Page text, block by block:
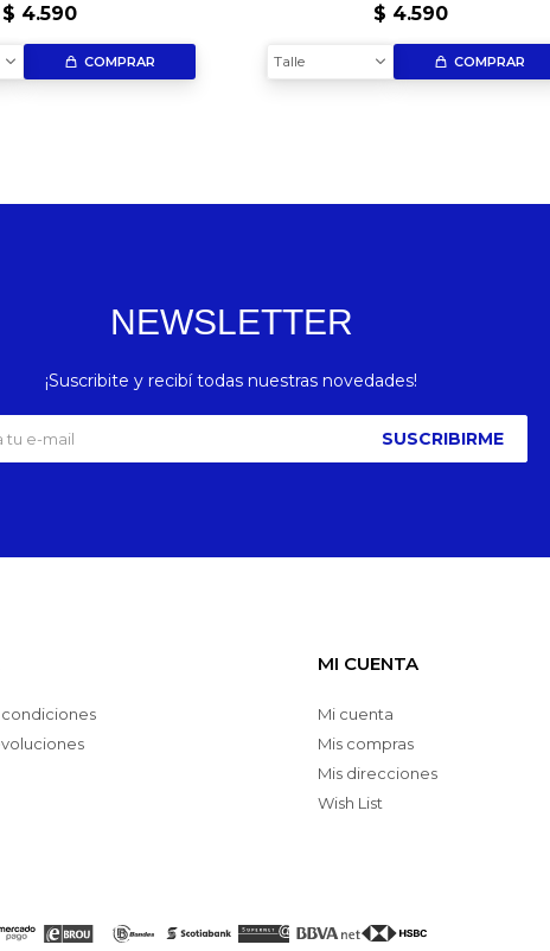
$ 4.590
COMPRAR
$ 4.590
Talle COMPRAR
condiciones
MI CUENTA
Mi cuenta
Mis compras
Mis direcciones
Wish List
NEWSLETTER
¡Suscribite y recibí todas nuestras novedades!
SUSCRIBIRME